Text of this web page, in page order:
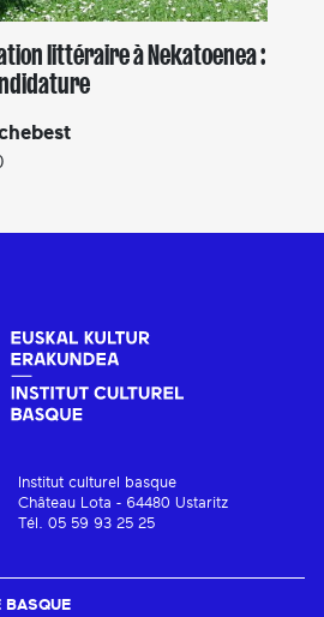
littéraire à Nekatoenea :
Institut culturel basque
Château Lota - 64480 Ustaritz
Tél. 05 59 93 25 25
BASQUE